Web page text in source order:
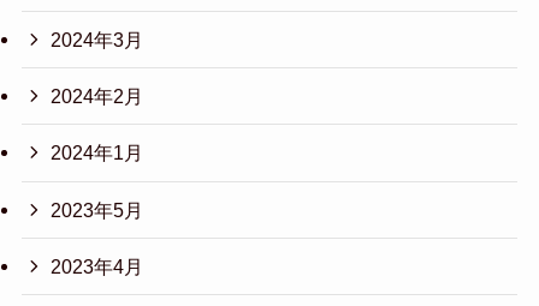
2024年3月
2024年2月
2024年1月
2023年5月
2023年4月